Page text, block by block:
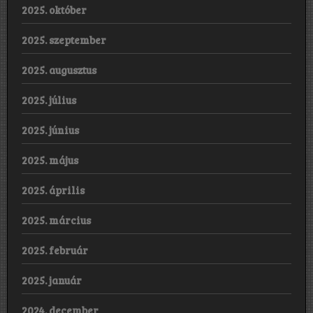
2025. október
2025. szeptember
2025. augusztus
2025. július
2025. június
2025. május
2025. április
2025. március
2025. február
2025. január
2024. december